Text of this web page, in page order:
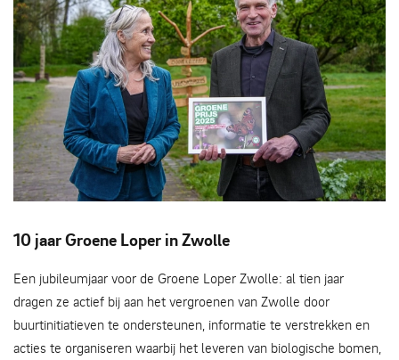
- Obbe Bakker
10 jaar Groene Loper in Zwolle
Een jubileumjaar voor de Groene Loper Zwolle: al tien jaar
dragen ze actief bij aan het vergroenen van Zwolle door
buurtinitiatieven te ondersteunen, informatie te verstrekken en
acties te organiseren waarbij het leveren van biologische bomen,